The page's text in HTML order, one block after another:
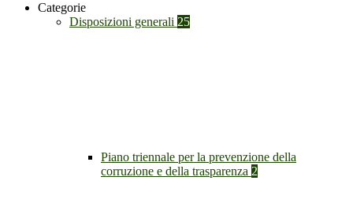
Categorie
Disposizioni generali 25
Piano triennale per la prevenzione della
corruzione e della trasparenza 2